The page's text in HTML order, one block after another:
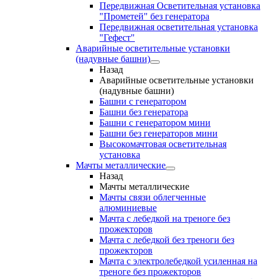
Передвижная Осветительная установка
"Прометей" без генератора
Передвижная осветительная установка
"Гефест"
Аварийные осветительные установки
(надувные башни)
Назад
Аварийные осветительные установки
(надувные башни)
Башни с генератором
Башни без генератора
Башни с генератором мини
Башни без генераторов мини
Высокомачтовая осветительная
установка
Мачты металлические
Назад
Мачты металлические
Мачты связи облегченные
алюминиевые
Мачта с лебедкой на треноге без
прожекторов
Мачта с лебедкой без треноги без
прожекторов
Мачта с электролебедкой усиленная на
треноге без прожекторов